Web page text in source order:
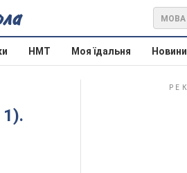
МОВА
НМТ Моя їдальня Новини